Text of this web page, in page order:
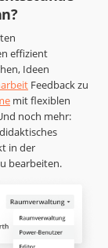
effizient
Ideen
Feedback zu
mit flexiblen
noch mehr:
in der
bearbeiten.